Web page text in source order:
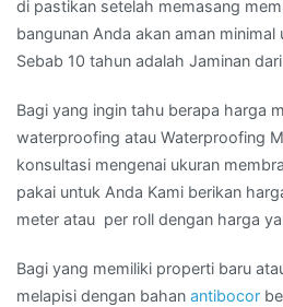
di pastikan setelah memasang
bangunan Anda akan aman
Sebab 10 tahun adalah Jaminan
Bagi yang ingin tahu berapa harga
waterproofing atau Waterproofing
konsultasi mengenai ukuran
pakai untuk Anda Kami berikan
meter atau per roll dengan harga
Bagi yang memiliki properti baru
melapisi dengan bahan antibocor